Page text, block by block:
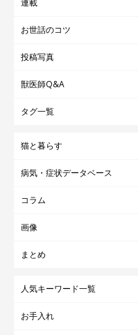
連載
お世話のコツ
投稿写真
獣医師Q&A
タグ一覧
猫と暮らす
病気・症状データベース
コラム
画像
まとめ
人気キーワード一覧
お手入れ